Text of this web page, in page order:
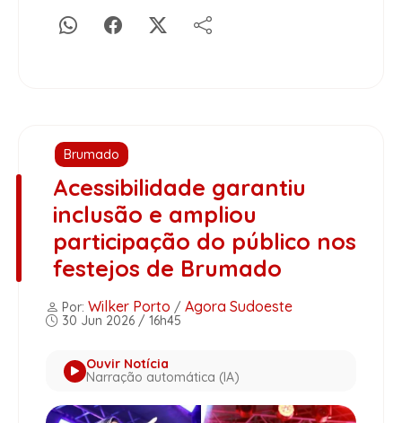
Brumado
Acessibilidade garantiu
inclusão e ampliou
participação do público nos
festejos de Brumado
Por: Wilker Porto / Agora Sudoeste
30 Jun 2026 / 16h45
Ouvir Notícia
Narração automática (IA)